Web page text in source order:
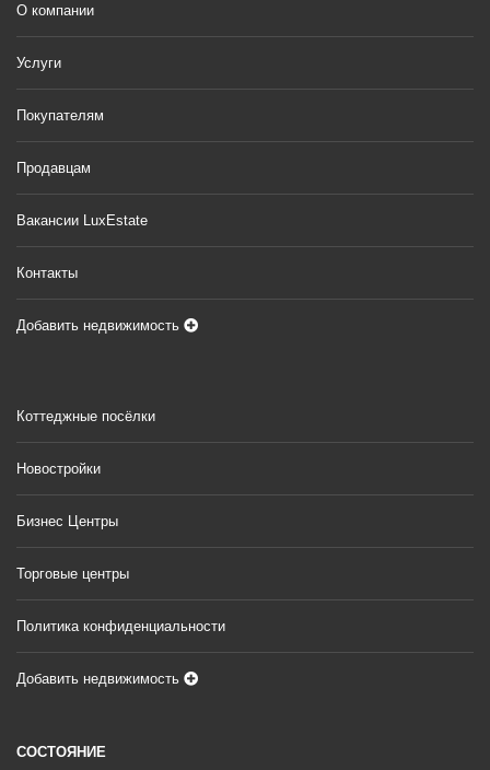
О компании
Услуги
Покупателям
Продавцам
Вакансии LuxEstate
Контакты
Добавить недвижимость
Коттеджные посёлки
Новостройки
Бизнес Центры
Торговые центры
Политика конфиденциальности
Добавить недвижимость
СОСТОЯНИЕ